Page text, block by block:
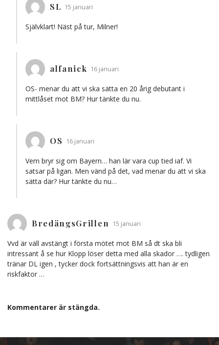
SL 15 januari
Självklart! Näst på tur, Milner!
alfanick 16 januari
OS- menar du att vi ska sätta en 20 årig debutant i
mittlåset mot BM? Hur tänkte du nu.
OS 16 januari
Vem bryr sig om Bayern… han lär vara cup tied iaf. Vi
satsar på ligan. Men vänd på det, vad menar du att vi ska
sätta där? Hur tänkte du nu…
BredängsGrillen 15 januari
Vvd är väll avstängt i första mötet mot BM så dt ska bli
intressant å se hur Klopp löser detta med alla skador …. tydligen
tränar DL igen , tycker dock fortsättningsvis att han är en
riskfaktor …
Kommentarer är stängda.